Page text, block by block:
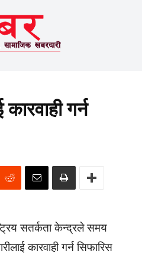
गर्न
सतर्कता केन्द्रले समय
कारवाही गर्न सिफारिस